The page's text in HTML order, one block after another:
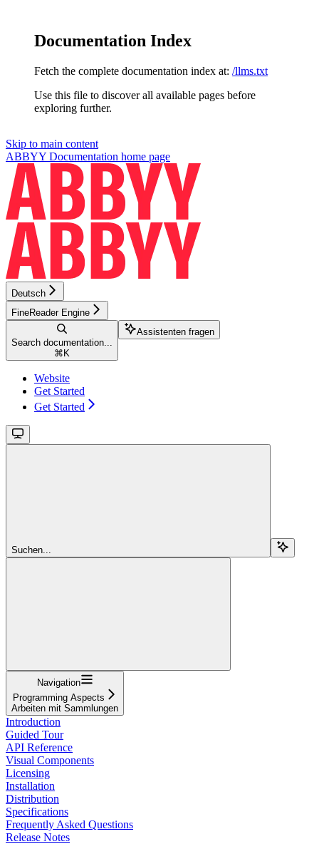
Documentation Index
Fetch the complete documentation index at: /llms.txt
Use this file to discover all available pages before
exploring further.
Skip to main content
ABBYY Documentation home page
Deutsch
FineReader Engine
Search documentation...
⌘ K
Assistenten fragen
Website
Get Started
Get Started
Suchen...
Navigation
Programming Aspects
Arbeiten mit Sammlungen
Introduction
Guided Tour
API Reference
Visual Components
Licensing
Installation
Distribution
Specifications
Frequently Asked Questions
Release Notes